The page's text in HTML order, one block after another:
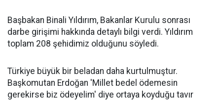
Başbakan Binali Yıldırım, Bakanlar Kurulu sonrası
darbe girişimi hakkında detaylı bilgi verdi. Yıldırım
toplam 208 şehidimiz olduğunu söyledi.
Türkiye büyük bir beladan daha kurtulmuştur.
Başkomutan Erdoğan 'Millet bedel ödemesin
gerekirse biz ödeyelim' diye ortaya koyduğu tavır